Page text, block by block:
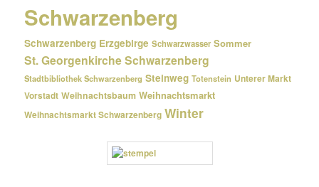
Schwarzenberg
Schwarzenberg Erzgebirge Schwarzwasser Sommer
St. Georgenkirche Schwarzenberg
Stadtbibliothek Schwarzenberg Steinweg Totenstein Unterer Markt
Vorstadt Weihnachtsbaum Weihnachtsmarkt
Weihnachtsmarkt Schwarzenberg Winter